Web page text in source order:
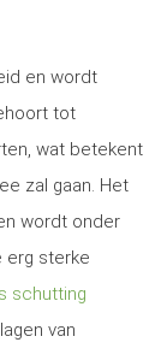
en wordt
tot
wat betekent
zal gaan. Het
wordt onder
erg sterke
schutting
van